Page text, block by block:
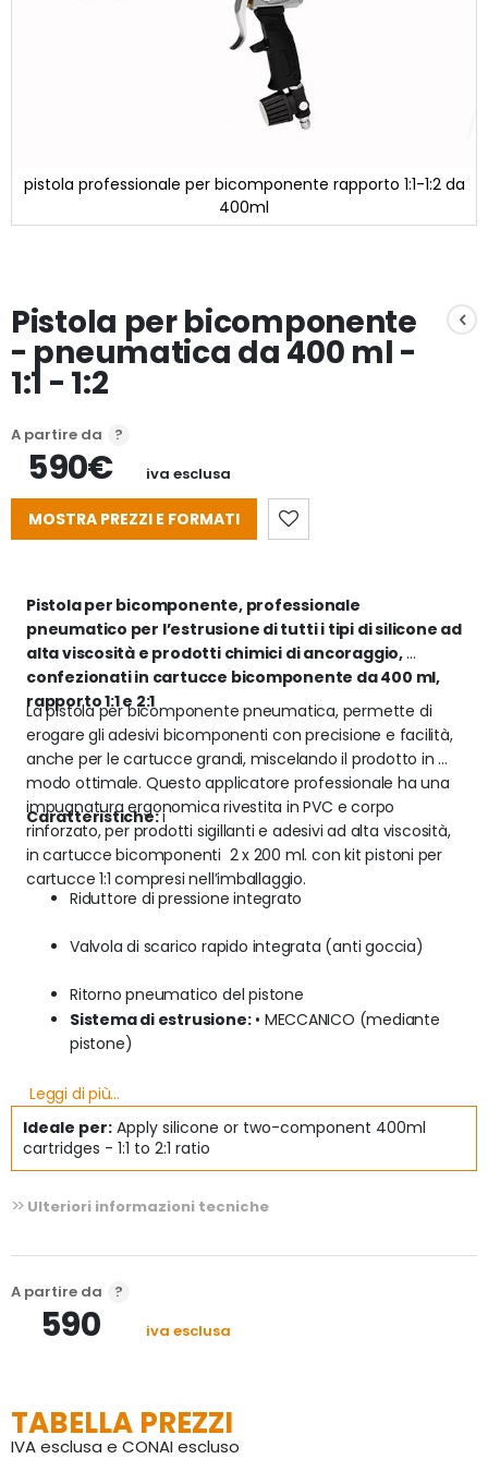
pistola professionale per bicomponente rapporto 1:1-1:2 da
400ml
di
immagini
Pistola per bicomponente
- pneumatica da 400 ml -
1:1 - 1:2
A partire da
590€ iva esclusa
MOSTRA PREZZI E FORMATI
Pistola per bicomponente, professionale
pneumatico per l’estrusione di tutti i tipi di silicone ad
alta viscosità e prodotti chimici di ancoraggio,
confezionati in cartucce bicomponente da 400 ml,
rapporto 1:1 e 2:1
La pistola per bicomponente pneumatica, permette di
erogare gli adesivi bicomponenti con precisione e facilità,
anche per le cartucce grandi, miscelando il prodotto in
modo ottimale. Questo applicatore professionale ha una
impugnatura ergonomica rivestita in PVC e corpo
rinforzato, per prodotti sigillanti e adesivi ad alta viscosità,
in cartucce bicomponenti  2 x 200 ml. con kit pistoni per
cartucce 1:1 compresi nell’imballaggio.
Caratteristiche: i
Riduttore di pressione integrato
Valvola di scarico rapido integrata (anti goccia)
Ritorno pneumatico del pistone
Sistema di estrusione: • MECCANICO (mediante
pistone)
Peso:
Pressione : 0-10 bar
Livello Rumore:
Leggi di più...
Ideale per: Apply silicone or two-component 400ml
cartridges - 1:1 to 2:1 ratio
Ulteriori informazioni tecniche
A partire da
590 iva esclusa
TABELLA PREZZI
IVA esclusa e CONAI escluso